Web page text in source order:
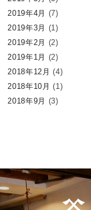
2019年4月 (7)
2019年3月 (1)
2019年2月 (2)
2019年1月 (2)
2018年12月 (4)
2018年10月 (1)
2018年9月 (3)